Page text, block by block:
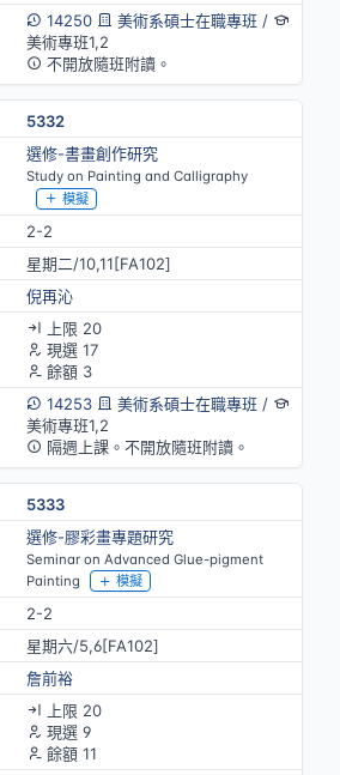
14250
美術系碩士在職專班/
美術專班1,2
不開放隨班附讀。
5332
選修-書畫創作研究
Study on Painting and Calligraphy
模擬
2-2
星期二/10,11[FA102]
倪再沁
上限 20
現選 17
餘額 3
14253
美術系碩士在職專班/
美術專班1,2
隔週上課。不開放隨班附讀。
5333
選修-膠彩畫專題研究
Seminar on Advanced Glue-pigment
Painting
模擬
2-2
星期六/5,6[FA102]
詹前裕
上限 20
現選 9
餘額 11